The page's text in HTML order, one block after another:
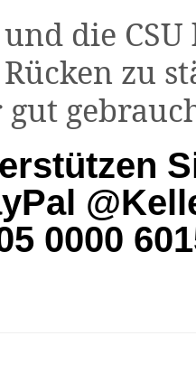
die
zu
gut
0000